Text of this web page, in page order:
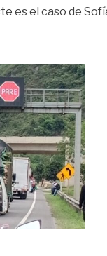
es el caso de